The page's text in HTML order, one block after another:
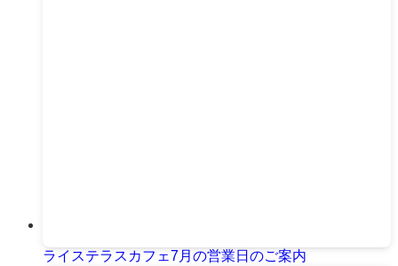
ライステラスカフェ7月の営業日のご案内